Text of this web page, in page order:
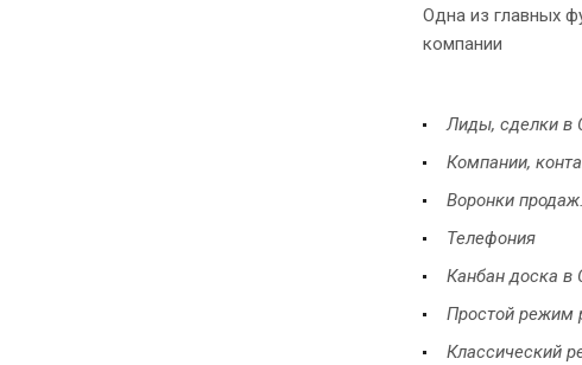
Одна из главных
компании
Лиды, сделки в
Компании,
Воронки
Телефония
Канбан доска в
Простой режим
Классический